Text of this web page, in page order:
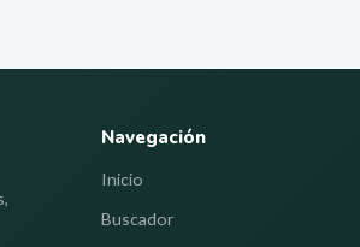
Navegación
Inicio
Buscador